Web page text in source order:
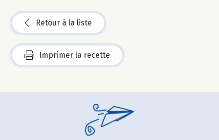
Retour à la liste
Imprimer la recette